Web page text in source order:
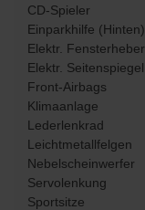
CD-Spieler
Einparkhilfe (Hinten)
Elektr. Fensterheber
Elektr. Seitenspiegel
Front-Airbags
Klimaanlage
Lederlenkrad
Leichtmetallfelgen
Nebelscheinwerfer
Servolenkung
Sportsitze